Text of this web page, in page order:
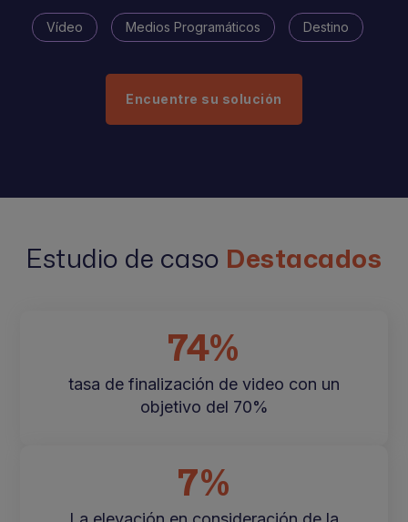
Vídeo Medios Programáticos Destino
Encuentre su solución
Estudio de caso Destacados
74%
tasa de finalización de video con un
objetivo del 70%
7%